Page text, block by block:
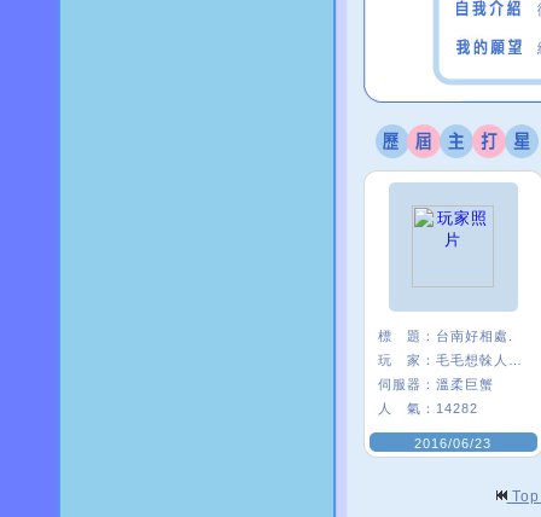
標 題： 台南好相處.
玩 家：
伺服器： 溫柔巨蟹
人 氣： 14282
2016/06/23